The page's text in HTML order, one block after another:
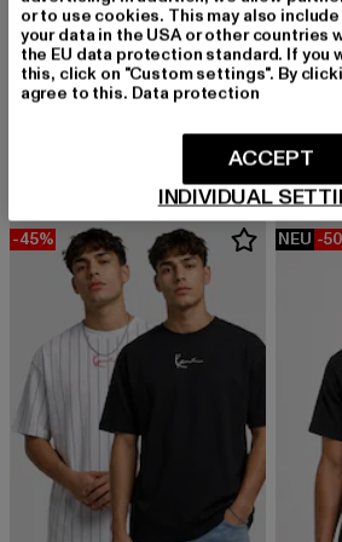
URBAN CLASSICS
Stripes Mesh Shorts
Derzeitiger Preis: 20,99 EURAktionspreis: 29,99 EUR
18,89
-45% NEU -
or to use cookies. This may also
your data in the USA or other countries
the EU data protection standard. If you
this, click on "Custom settings". By
agree to this. Data protection
INDIVIDUAL
ACCEPT